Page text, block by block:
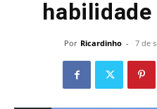
Por Ricardinho - 7 de